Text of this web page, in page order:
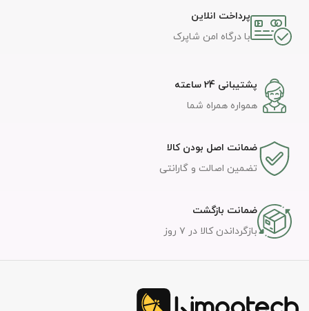
پرداخت انلاین
با درگاه امن شاپرک
پشتیبانی 24 ساعته
همواره همراه شما
ضمانت اصل بودن کالا
تضمین اصالت و گارانتی
ضمانت بازگشت
بازگرداندن کالا در ۷ روز